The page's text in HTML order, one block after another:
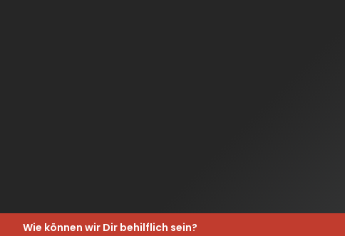
Wie können wir Dir behilflich sein?